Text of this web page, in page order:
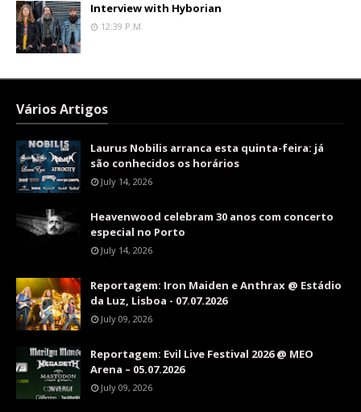
Interview with Hyborian
12:39 P.m.
Vários Artigos
Laurus Nobilis arranca esta quinta-feira: já
são conhecidos os horários
July 14, 2026
Heavenwood celebram 30 anos com concerto
especial no Porto
July 14, 2026
Reportagem: Iron Maiden e Anthrax @ Estádio
da Luz, Lisboa - 07.07.2026
July 09, 2026
Reportagem: Evil Live Festival 2026 @ MEO
Arena – 05.07.2026
July 09, 2026